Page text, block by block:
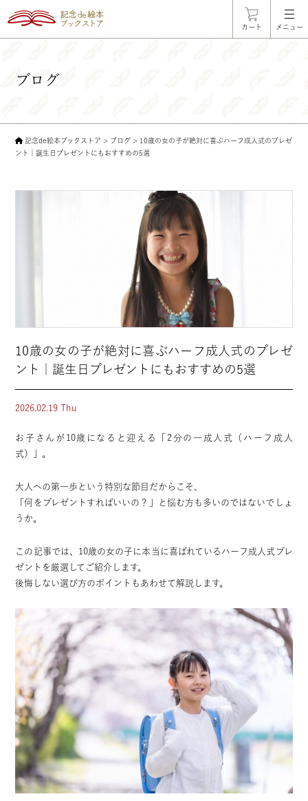
カート メニュー
ブログ
記念de絵本ブックストア > ブログ > 10歳の女の子が絶対に喜ぶハーフ成人式のプレゼ
ント｜誕生日プレゼントにもおすすめの5選
10歳の女の子が絶対に喜ぶハーフ成人式のプレゼ
ント｜誕生日プレゼントにもおすすめの5選
2026.02.19 Thu
お子さんが10歳になると迎える「2分の一成人式（ハーフ成人
式）」。
大人への第一歩という特別な節目だからこそ、
「何をプレゼントすればいいの？」と悩む方も多いのではないでしょ
うか。
この記事では、10歳の女の子に本当に喜ばれている ハーフ成人式プレ
ゼント を厳選してご紹介します。
後悔しない選び方のポイントもあわせて解説します。